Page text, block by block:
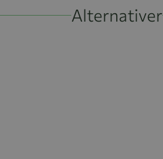
Alternativer